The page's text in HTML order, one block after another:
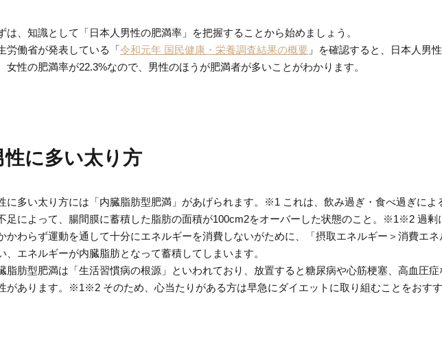
は、知識として「日本人男性の肥満率」を把握することから始めましょう。
労働省が発表している「令和元年 国民健康・栄養調査結果の概要 」を確認すると、日本人男
女性の肥満率が22.3%なので、男性のほうが肥満者が多いことがわかります。
性に多い太り方
に多い太り方には「内臓脂肪型肥満」があげられます。※1 これは、飲み過ぎ・食べ過ぎによ
足によって、腸間膜に蓄積した脂肪の面積が100cm2をオーバーした状態のこと。※1※2 過剰
かわらず運動を通して十分にエネルギーを消費しないがために、「摂取エネルギー＞消費エ
、エネルギーが内臓脂肪となって蓄積してしまいます。
脂肪型肥満は「生活習慣病の根源」といわれており、放置すると糖尿病や心筋梗塞、高血圧
があります。※1※2 そのため、心当たりがある方は早急にダイエットに取り組むことをおすす